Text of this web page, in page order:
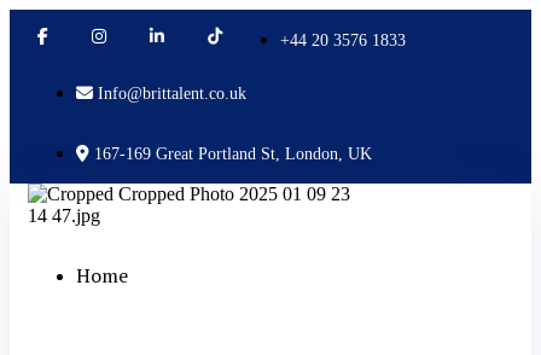
+44 20 3576 1833
Info@brittalent.co.uk
167-169 Great Portland St, London, UK
Home